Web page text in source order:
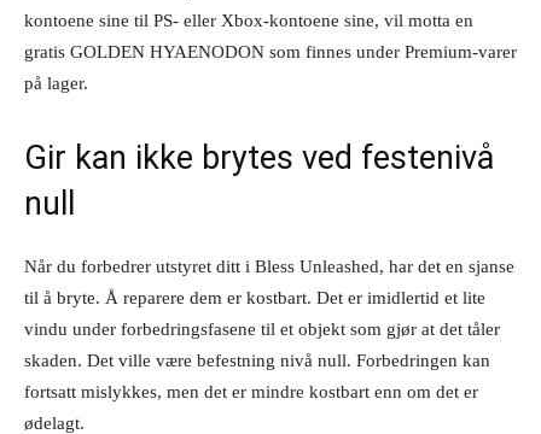
kontoene sine til PS- eller Xbox-kontoene sine, vil motta en
gratis GOLDEN HYAENODON som finnes under Premium-varer
på lager.
Gir kan ikke brytes ved festenivå
null
Når du forbedrer utstyret ditt i Bless Unleashed, har det en sjanse
til å bryte. Å reparere dem er kostbart. Det er imidlertid et lite
vindu under forbedringsfasene til et objekt som gjør at det tåler
skaden. Det ville være befestning nivå null. Forbedringen kan
fortsatt mislykkes, men det er mindre kostbart enn om det er
ødelagt.